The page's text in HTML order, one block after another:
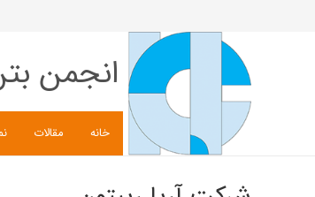
انجمن
خانه مقالات